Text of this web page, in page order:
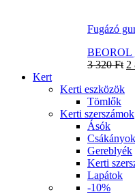
Fugázó
BEOROL
3 320Ft 2
Kert
Kerti eszközök
Tömlők
Kerti szerszámok
Ásók
Csákányok
Gereblyék
Kerti
Lapátok
-10%